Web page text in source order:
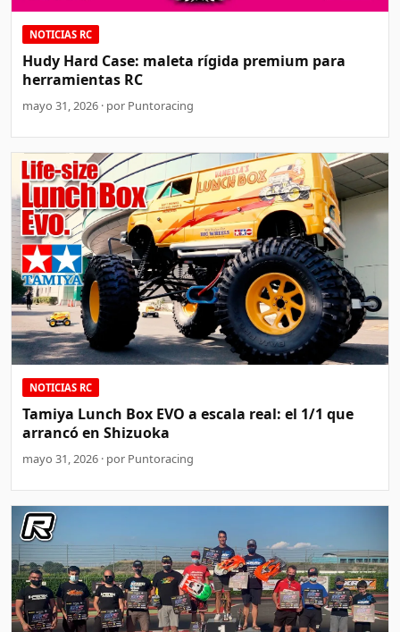
NOTICIAS RC
Hudy Hard Case: maleta rígida premium para
herramientas RC
mayo 31, 2026 · por Puntoracing
NOTICIAS RC
Tamiya Lunch Box EVO a escala real: el 1/1 que
arrancó en Shizuoka
mayo 31, 2026 · por Puntoracing